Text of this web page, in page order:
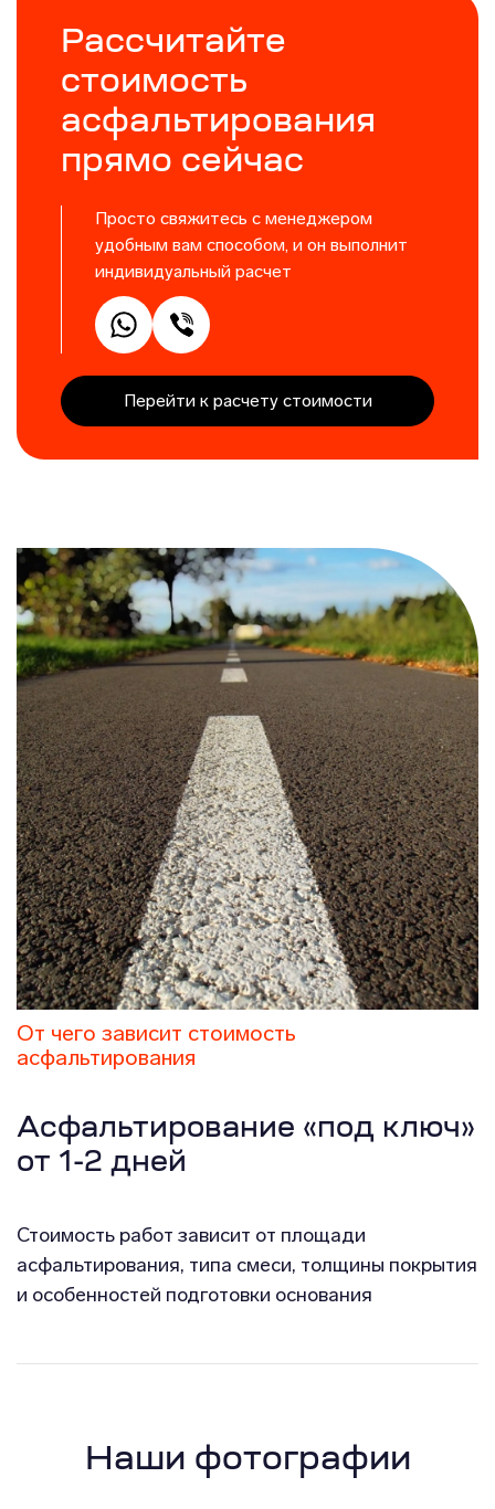
Рассчитайте
стоимость
асфальтирования
прямо сейчас
Просто свяжитесь с менеджером
удобным вам способом, и он выполнит
индивидуальный расчет
Перейти к расчету стоимости
От чего зависит стоимость
асфальтирования
Асфальтирование «под ключ»
от 1-2 дней
Стоимость работ зависит от площади
асфальтирования, типа смеси, толщины покрытия
и особенностей подготовки основания
Наши фотографии